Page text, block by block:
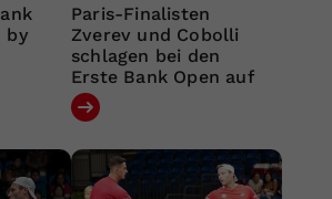
by
Paris-Finalisten
Zverev und Cobolli
schlagen bei den
Erste Bank Open auf